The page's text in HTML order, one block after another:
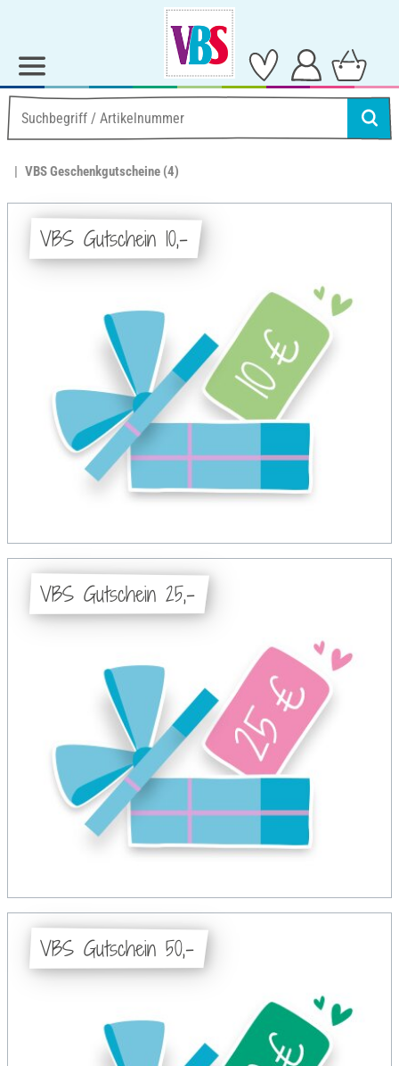
VBS Geschenkgutscheine (4)
VBS Gutschein 10,-
VBS Gutschein 25,-
VBS Gutschein 50,-